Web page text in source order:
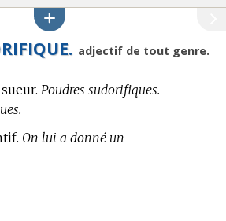
adjectif de tout genre.
Poudres sudorifiques.
On lui a donné un